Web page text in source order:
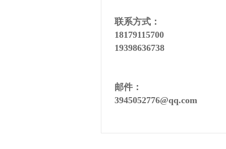
联系方式：
18179115700
19398636738
邮件：
3945052776@qq.com